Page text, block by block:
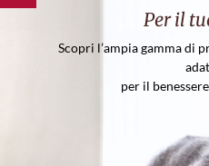
Per il
Scopri l’ampia gamma di
per il